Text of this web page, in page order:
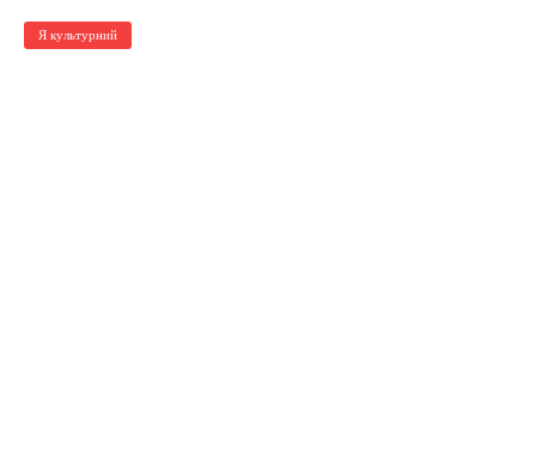
Я культурний